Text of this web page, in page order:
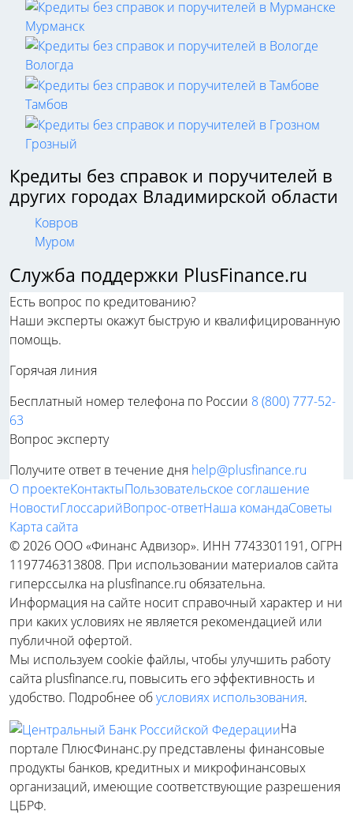
Мурманск
Вологда
Тамбов
Грозный
Кредиты без справок и поручителей в
других городах Владимирской области
Ковров
Муром
Служба поддержки PlusFinance.ru
Есть вопрос по кредитованию?
Наши эксперты окажут быструю и квалифицированную
помощь.
Горячая линия
Бесплатный номер телефона по России 8 (800) 777-52-
63
Вопрос эксперту
Получите ответ в течение дня help@plusfinance.ru
О проектеКонтактыПользовательское соглашение
НовостиГлоссарийВопрос-ответНаша командаСоветы
Карта сайта
© 2026 ООО «Финанс Адвизор». ИНН 7743301191, ОГРН
1197746313808. При использовании материалов сайта
гиперссылка на plusfinance.ru обязательна.
Информация на сайте носит справочный характер и ни
при каких условиях не является рекомендацией или
публичной офертой.
Мы используем cookie файлы, чтобы улучшить работу
сайта plusfinance.ru, повысить его эффективность и
удобство. Подробнее обусловиях использования.
На
портале ПлюсФинанс.ру представлены финансовые
продукты банков, кредитных и микрофинансовых
организаций, имеющие соответствующие разрешения
ЦБРФ.